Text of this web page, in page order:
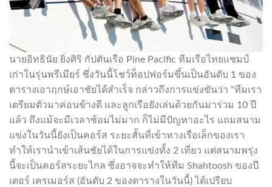
นายอิทธินัย ยิ่งศิริ กัปตันเรือ Pine Pacific ทีมเรือไทยแชมป์
เก่าในรุ่นพรีเมียร์ ซึ่งวันนี้โชว์ท็อปฟอร์มขึ้นเป็นอันดับ 1 ของ
ตารางเอาฤกษ์เอาชัยได้สำเร็จ กล่าวถึงการแข่งขันว่า “ทีมเรา
เตรียมตัวมาค่อนข้างดี และลูกเรือยังเล่นด้วยกันมาร่วม 10 ปี
แล้ว ถึงแม้จะมีเวลาซ้อมไม่มาก ก็ไม่มีปัญหาอะไร แถมสนาม
แข่งในวันนี้ยังเป็นคอร์ส ระยะสั้นที่เข้าทางเรือเล็กของเรา
ทำให้เรานำเข้าเส้นชัยได้ในการแข่งทั้ง 2 เที่ยว แต่สนามพรุ่ง
นี้จะเป็นคอร์สระยะไกล ซึ่งอาจจะทำให้ทีม Shahtoosh ของปี
เตอร์ เครเมอร์ส (อันดับ 2 ของตารางในวันนี้) ได้เปรียบ